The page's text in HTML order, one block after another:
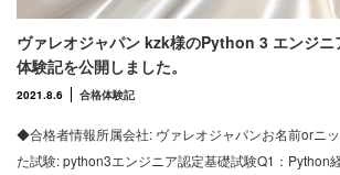
ヴァレオジャパン kzk様のPython 3 エンジニ
体験記を公開しました。
2021.8.6 合格体験記
◆合格者情報所属会社: ヴァレオジャパンお名前orニ
た試験: python3エンジニア認定基礎試験Q1：Python